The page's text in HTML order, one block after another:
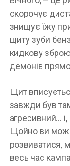
скорочує
знищує їжу
щиту зуби
кидкову
демонів прямо
Щит
завжди був
агресивний…
Щойно ви
розвиватися,
весь час